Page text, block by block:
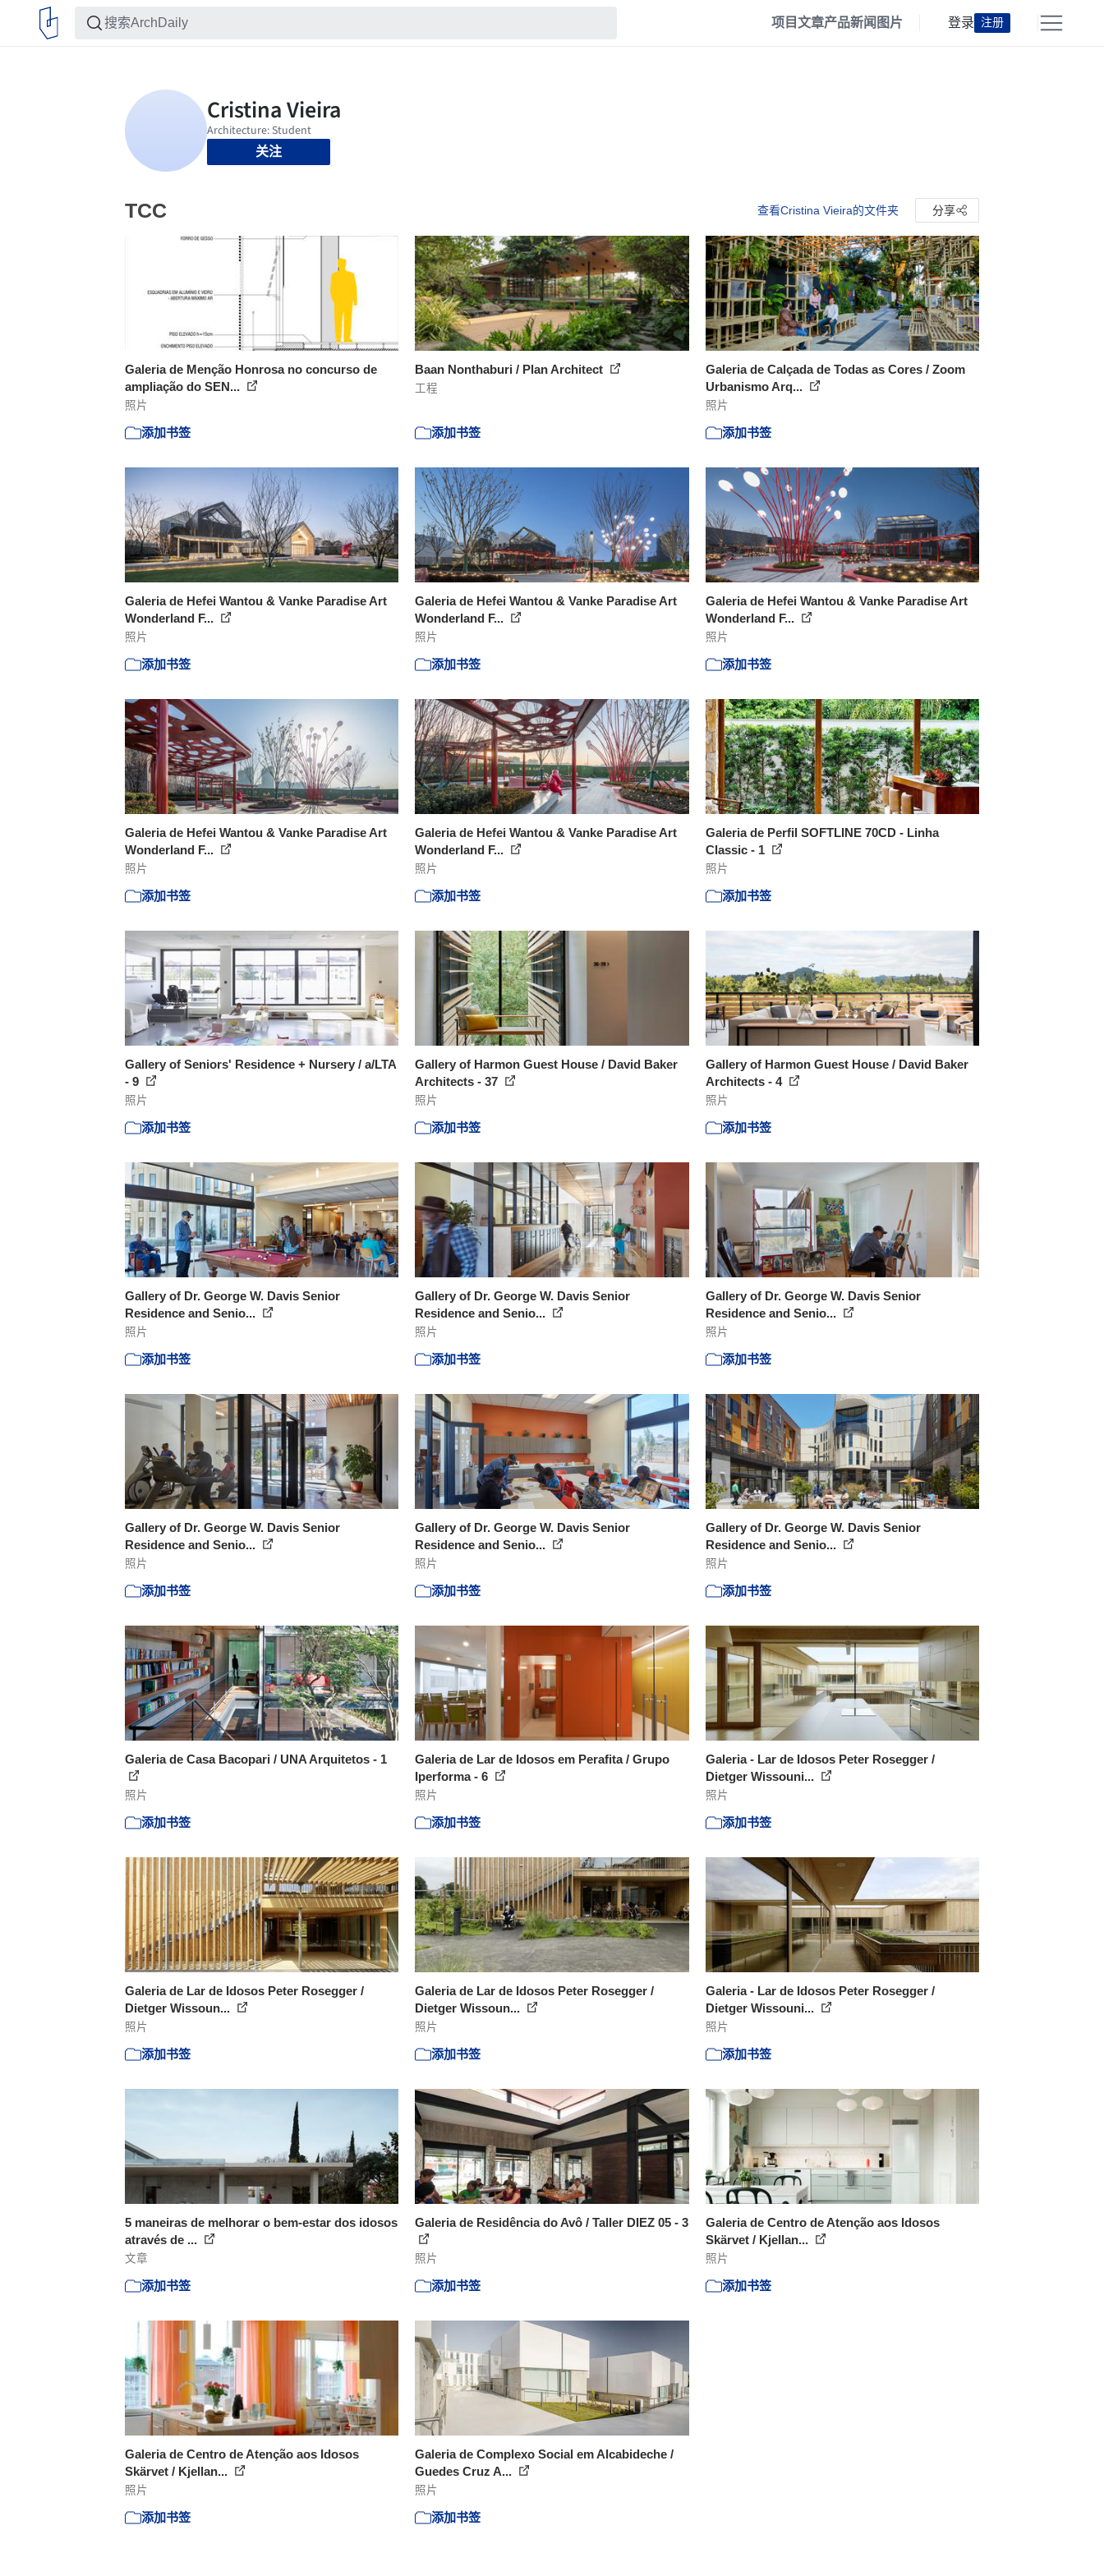
项目文章产品新闻 图片 登录 注册
关注
TCC 查看Cristina Vieira的文件夹 分享
Galeria de Menção Honrosa no concurso de
ampliação do SEN...
照片
添加书签
Baan Nonthaburi / Plan Architect
工程
添加书签
Galeria de Calçada de Todas as Cores / Zoom
Urbanismo Arq...
照片
添加书签
Galeria de Hefei Wantou & Vanke Paradise Art
Wonderland F...
照片
添加书签
Galeria de Hefei Wantou & Vanke Paradise Art
Wonderland F...
照片
添加书签
Galeria de Hefei Wantou & Vanke Paradise Art
Wonderland F...
照片
添加书签
Galeria de Hefei Wantou & Vanke Paradise Art
Wonderland F...
照片
添加书签
Galeria de Hefei Wantou & Vanke Paradise Art
Wonderland F...
照片
添加书签
Galeria de Perfil SOFTLINE 70CD - Linha
Classic - 1
照片
添加书签
Gallery of Seniors' Residence + Nursery / a/LTA
- 9
照片
添加书签
Gallery of Harmon Guest House / David Baker
Architects - 37
照片
添加书签
Gallery of Harmon Guest House / David Baker
Architects - 4
照片
添加书签
Gallery of Dr. George W. Davis Senior
Residence and Senio...
照片
添加书签
Gallery of Dr. George W. Davis Senior
Residence and Senio...
照片
添加书签
Gallery of Dr. George W. Davis Senior
Residence and Senio...
照片
添加书签
Gallery of Dr. George W. Davis Senior
Residence and Senio...
照片
添加书签
Gallery of Dr. George W. Davis Senior
Residence and Senio...
照片
添加书签
Gallery of Dr. George W. Davis Senior
Residence and Senio...
照片
添加书签
Galeria de Casa Bacopari / UNA Arquitetos - 1
照片
添加书签
Galeria de Lar de Idosos em Perafita / Grupo
Iperforma - 6
照片
添加书签
Galeria - Lar de Idosos Peter Rosegger /
Dietger Wissouni...
照片
添加书签
Galeria de Lar de Idosos Peter Rosegger /
Dietger Wissoun...
照片
添加书签
Galeria de Lar de Idosos Peter Rosegger /
Dietger Wissoun...
照片
添加书签
Galeria - Lar de Idosos Peter Rosegger /
Dietger Wissouni...
照片
添加书签
5 maneiras de melhorar o bem-estar dos idosos
através de ...
文章
添加书签
Galeria de Residência do Avô / Taller DIEZ 05 - 3
照片
添加书签
Galeria de Centro de Atenção aos Idosos
Skärvet / Kjellan...
照片
添加书签
Galeria de Centro de Atenção aos Idosos
Skärvet / Kjellan...
照片
添加书签
Galeria de Complexo Social em Alcabideche /
Guedes Cruz A...
照片
添加书签